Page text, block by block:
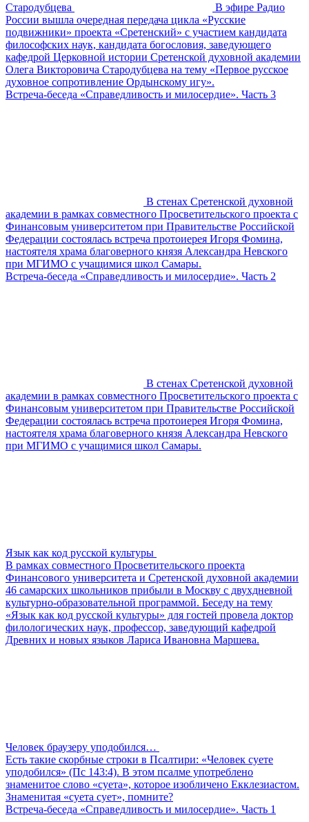
Стародубцева
В эфире Радио
России вышла очередная передача цикла «Русские
подвижники» проекта «Сретенский» с участием кандидата
философских наук, кандидата богословия, заведующего
кафедрой Церковной истории Сретенской духовной академии
Олега Викторовича Стародубцева на тему «Первое русское
духовное сопротивление Ордынскому игу».
Встреча-беседа «Справедливость и милосердие». Часть 3
В стенах Сретенской духовной
академии в рамках совместного Просветительского проекта с
Финансовым университетом при Правительстве Российской
Федерации состоялась встреча протоиерея Игоря Фомина,
настоятеля храма благоверного князя Александра Невского
при МГИМО с учащимися школ Самары.
Встреча-беседа «Справедливость и милосердие». Часть 2
В стенах Сретенской духовной
академии в рамках совместного Просветительского проекта с
Финансовым университетом при Правительстве Российской
Федерации состоялась встреча протоиерея Игоря Фомина,
настоятеля храма благоверного князя Александра Невского
при МГИМО с учащимися школ Самары.
Язык как код русской культуры
В рамках совместного Просветительского проекта
Финансового университета и Сретенской духовной академии
46 самарских школьников прибыли в Москву с двухдневной
культурно-образовательной программой. Беседу на тему
«Язык как код русской культуры» для гостей провела доктор
филологических наук, профессор, заведующий кафедрой
Древних и новых языков Лариса Ивановна Маршева.
Человек браузеру уподобился…
Есть такие скорбные строки в Псалтири: «Человек суете
уподобился» (Пс 143:4). В этом псалме употреблено
знаменитое слово «суета», которое изобличено Екклезиастом.
Знаменитая «суета сует», помните?
Встреча-беседа «Справедливость и милосердие». Часть 1